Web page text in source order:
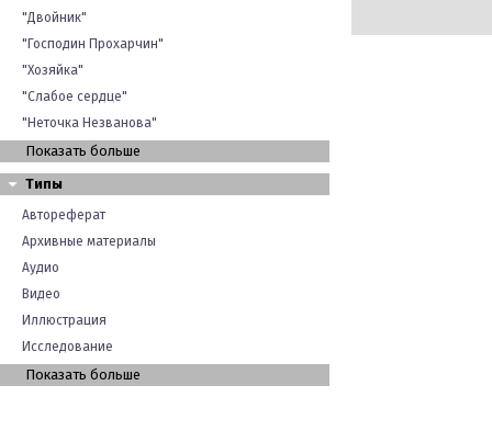
"Двойник"
"Господин Прохарчин"
"Хозяйка"
"Слабое сердце"
"Неточка Незванова"
Показать больше
Типы
Автореферат
Архивные материалы
Аудио
Видео
Иллюстрация
Исследование
Показать больше